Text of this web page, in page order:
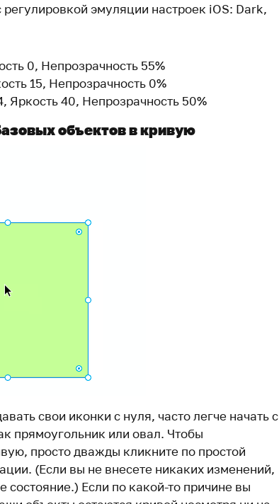
эмуляции настроек iOS: Dark,
0, Непрозрачность 55%
15, Непрозрачность 0%
Яркость 40, Непрозрачность 50%
объектов в кривую
свои иконки с нуля, часто легче начать с
прямоугольник или овал. Чтобы
просто дважды кликните по простой
(Если вы не внесете никаких изменений,
состояние.) Если по какой-то причине вы